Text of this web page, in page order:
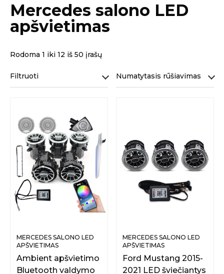
Mercedes salono LED
apšvietimas
Rodoma 1 iki 12 iš 50 įrašų
Filtruoti Numatytasis rūšiavimas
MERCEDES SALONO LED
APŠVIETIMAS
Ambient apšvietimo
Bluetooth valdymo
MERCEDES SALONO LED
APŠVIETIMAS
Ford Mustang 2015-
2021 LED šviečiantys